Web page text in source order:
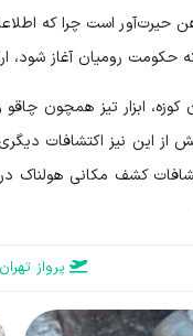
است چرا که
حکومت رومیان آغاز شود،
ابزار تیز همچون
از این نیز اکتشافات
پرواز